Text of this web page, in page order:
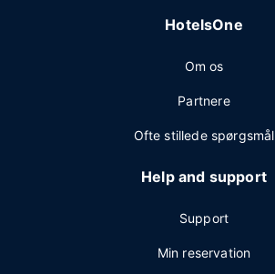
HotelsOne
Om os
Partnere
Ofte stillede spørgsmål
Help and support
Support
Min reservation